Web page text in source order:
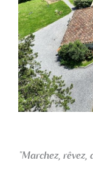
"Marchez, rêvez,